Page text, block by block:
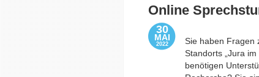
Online
30
MAI
2022
Sie haben Fragen
Standorts „Jura im
benötigen